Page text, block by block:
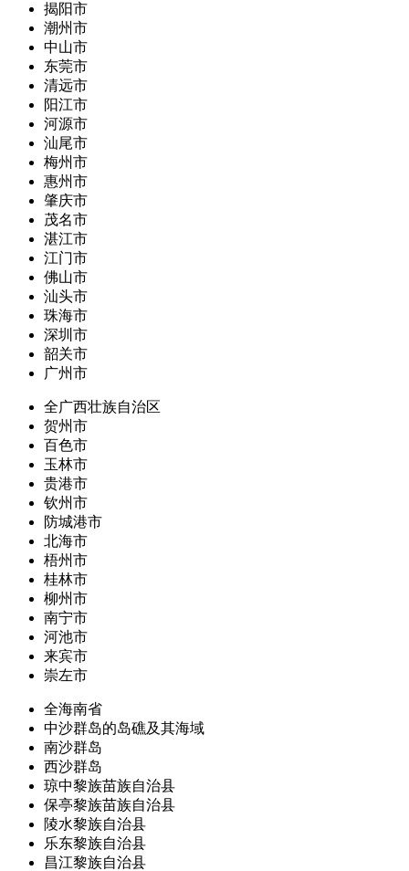
揭阳市
潮州市
中山市
东莞市
清远市
阳江市
河源市
汕尾市
梅州市
惠州市
肇庆市
茂名市
湛江市
江门市
佛山市
汕头市
珠海市
深圳市
韶关市
广州市
全广西壮族自治区
贺州市
百色市
玉林市
贵港市
钦州市
防城港市
北海市
梧州市
桂林市
柳州市
南宁市
河池市
来宾市
崇左市
全海南省
中沙群岛的岛礁及其海域
南沙群岛
西沙群岛
琼中黎族苗族自治县
保亭黎族苗族自治县
陵水黎族自治县
乐东黎族自治县
昌江黎族自治县